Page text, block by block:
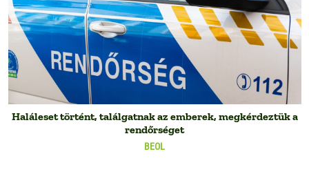
BEOL
Haláleset történt, találgatnak az emberek, megkérdeztük a
rendőrséget